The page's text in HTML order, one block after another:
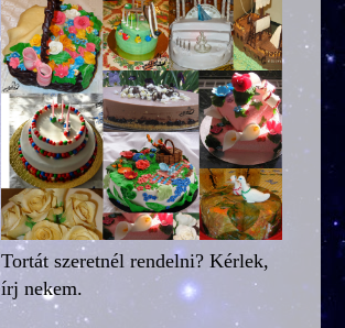
Tortát szeretnél rendelni? Kérlek,
írj nekem.